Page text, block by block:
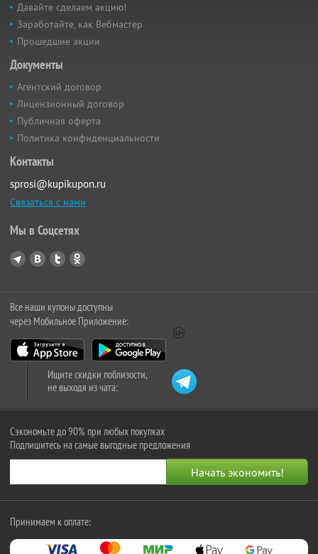
Давайте сделаем акцию!
Заработайте, как Вебмастер
Прошедшие акции
Документы
Агентский договор
Лицензионный договор
Публичная оферта
Политика конфиденциальности
Контакты
sprosi@kupikupon.ru
Связаться с нами
Мы в Соцсетях
Все наши купоны доступны
через Мобильное Приложение:
Ищите скидки поблизости,
не выходя из чата:
Сэкономьте до 90% при любых покупках
Подпишитесь на самые выгодные предложения
Принимаем к оплате: